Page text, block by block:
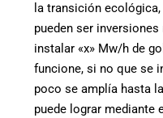
la transición
pueden ser
instalar «x» Mw/h de
funcione, si no que se
poco se amplía hasta
puede lograr mediante